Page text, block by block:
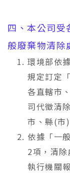
四、本公司
般廢棄物清除
環境部依
規定訂定
各直轄市
司代徵清
市、縣(市)
依據「一
2項，清
執行機關